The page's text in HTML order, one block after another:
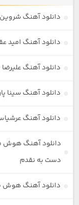
دانلود آهنگ
دانلود آهنگ امید
دانلود آهنگ
دانلود آهنگ سینا
دانلود آهنگ
دانلود آهنگ هوش
دست به نقدم
دانلود آهنگ هوش